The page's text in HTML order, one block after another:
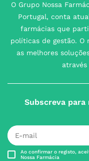
O Grupo Nossa
Portugal, conta
farmácias que
políticas de gestão. O
as melhores
Subscreva
Ao confirmar o registo,
Nossa Farmácia